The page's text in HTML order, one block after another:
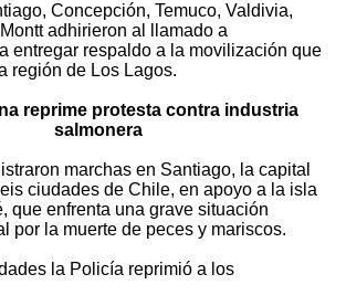
Concepción, Temuco, Valdivia,
adhirieron al llamado a
entregar respaldo a la movilización que
región de Los Lagos.
reprime protesta contra industria
salmonera
marchas en Santiago, la capital
ciudades de Chile, en apoyo a la isla
que enfrenta una grave situación
por la muerte de peces y mariscos.
la Policía reprimió a los